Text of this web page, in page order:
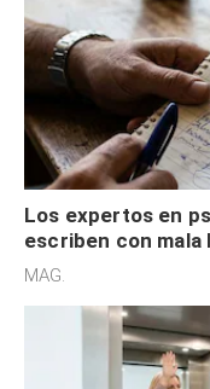
Los expertos en
escriben con
acelerado y no lo
MAG.